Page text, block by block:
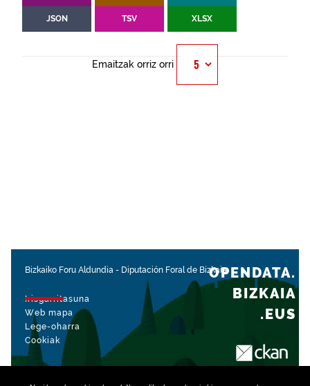
JSON TSV XLSX
Emaitzak orriz orri
Bizkaiko Foru Aldundia - Diputación Foral de Bizkaia
Irisgarritasuna
Web mapa
Lege-oharra
Cookiak
OPENDATA.
BIZKAIA
.EUS